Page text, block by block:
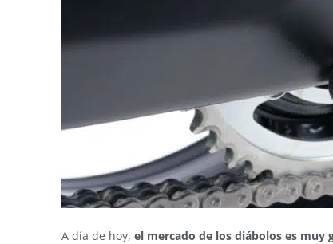
A día de hoy, el mercado de los diábolos es muy